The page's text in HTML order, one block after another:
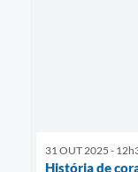
31 OUT 2025 -
História de